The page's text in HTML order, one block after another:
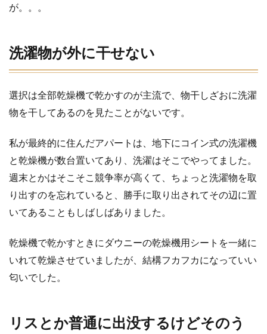
る
なん
ちゃ
って
食が
ウケ
る
夏は
ビー
人が
いっ
だけ
泳い
でる
人は
少な
い
終わ
りに
が。。。
洗濯物が外に干せない
選択は全部乾燥機で乾かすのが主流で、物干しざおに洗濯
物を干してあるのを見たことがないです。
私が最終的に住んだアパートは、地下にコイン式の洗濯機
と乾燥機が数台置いてあり、洗濯はそこでやってました。
週末とかはそこそこ競争率が高くて、ちょっと洗濯物を取
り出すのを忘れていると、勝手に取り出されてその辺に置
いてあることもしばしばありました。
乾燥機で乾かすときにダウニーの乾燥機用シートを一緒に
いれて乾燥させていましたが、結構フカフカになっていい
匂いでした。
リスとか普通に出没するけどそのう